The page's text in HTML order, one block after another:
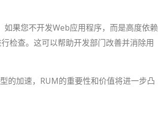
果您不开发Web应用程序，而是高度依赖
检查。这可以帮助开发部门改善并消除用
的加速，RUM的重要性和价值将进一步凸